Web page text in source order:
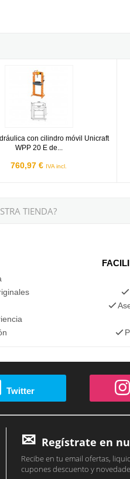
WPP 50 HMC de 50T
con cilindro móvil Unicraft
WPP 20 E de...
760,97 € IVA incl.
con cilindro móvil Unicraft
TIENDA?
Twitter
Regístrate en
Recibe en tu email ofertas,
cupones descuento y